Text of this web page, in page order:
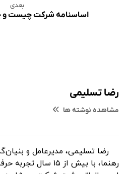
بعدی
اساسنامه شرکت چیست و
رضا تسلیمی
مشاهده نوشته ها
رضا تسلیمی، مدیرعامل و
رهنما، با بیش از ۱۵